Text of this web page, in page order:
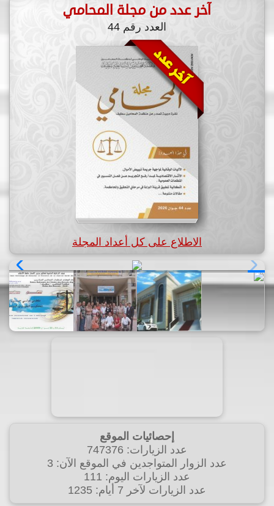
آخر عدد من مجلة المحامي
العدد رقم 44
الاطلاع على كل أعداد المجلة
إحصائيات الموقع
عدد الزيارات: 747376
عدد الزوار المتواجدين في الموقع الآن: 3
عدد الزيارات اليوم: 111
عدد الزيارات لآخر 7 أيام: 1235